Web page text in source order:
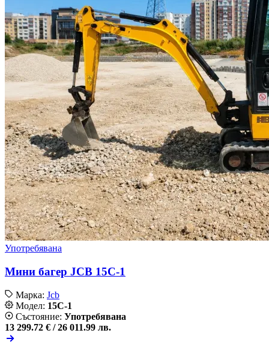
Употребявана
Мини багер JCB 15C-1
Марка: Jcb
Модел: 15C-1
Състояние: Употребявана
13 299.72 € / 26 011.99 лв.